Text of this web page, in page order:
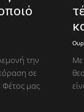
την
σε
Φέτος μας
Με